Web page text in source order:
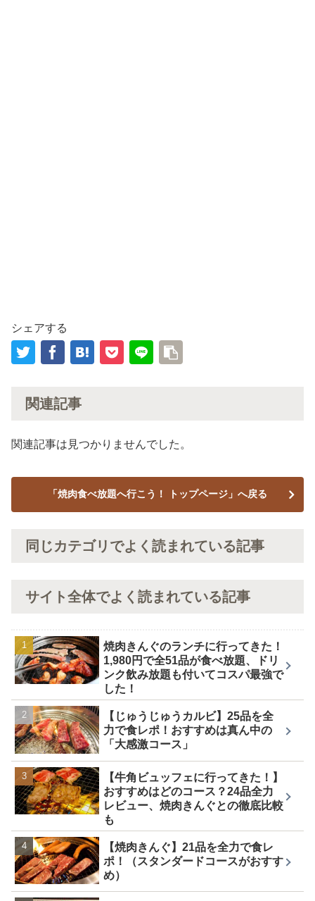
シェアする
関連記事
関連記事は見つかりませんでした。
「焼肉食べ放題へ行こう！ トップページ」へ戻る
同じカテゴリでよく読まれている記事
サイト全体でよく読まれている記事
焼肉きんぐのランチに行ってきた！
1,980円で全51品が食べ放題、ドリ
ンク飲み放題も付いてコスパ最強で
した！
【じゅうじゅうカルビ】25品を全
力で食レポ！おすすめは真ん中の
「大感激コース」
【牛角ビュッフェに行ってきた！】
おすすめはどのコース？24品全力
レビュー、焼肉きんぐとの徹底比較
も
【焼肉きんぐ】21品を全力で食レ
ポ！（スタンダードコースがおすす
め）